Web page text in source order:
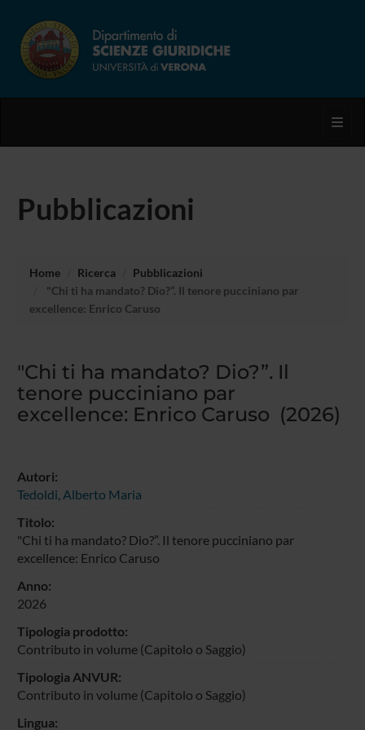
Pubblicazioni
Home Ricerca
Pubblicazioni
"Chi ti ha mandato? Dio?”. Il tenore pucciniano par
excellence: Enrico Caruso
"Chi ti ha mandato? Dio?”. Il
tenore pucciniano par
excellence: Enrico Caruso (2026)
Autori:
Tedoldi, Alberto Maria
Titolo:
"Chi ti ha mandato? Dio?”. Il tenore pucciniano par
excellence: Enrico Caruso
Anno:
2026
Tipologia prodotto:
Contributo in volume (Capitolo o Saggio)
Tipologia ANVUR:
Contributo in volume (Capitolo o Saggio)
Lingua: